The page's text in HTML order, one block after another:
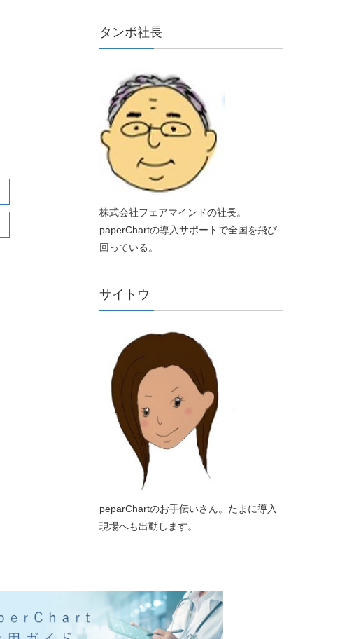
タンボ社長
株式会社フェアマインドの社長。
paperChartの導入サポートで全国を飛び
回っている。
サイトウ
peparChartのお手伝いさん。たまに導入
現場へも出動します。